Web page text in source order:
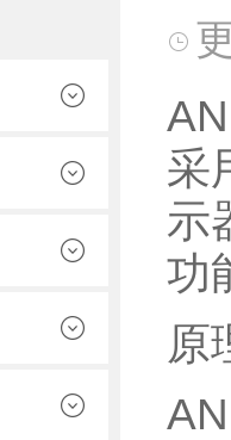
采
示
功
原